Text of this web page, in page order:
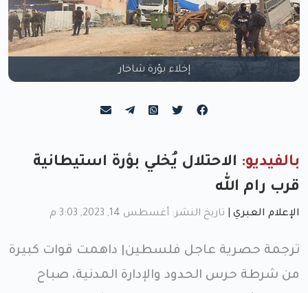
إخلاء بؤرة شاخار
بالفيديو: الاحتلال يُخلي بؤرة استيطانية
قرب رام الله
الإعلام العبري تاريخ النشر: أغسطس 14, 2023, 3:03 م
ترجمة حصرية عاجل فلسطين| داهمت قوات كبيرة
من شرطة حرس الحدود والإدارة المدنية، صباح